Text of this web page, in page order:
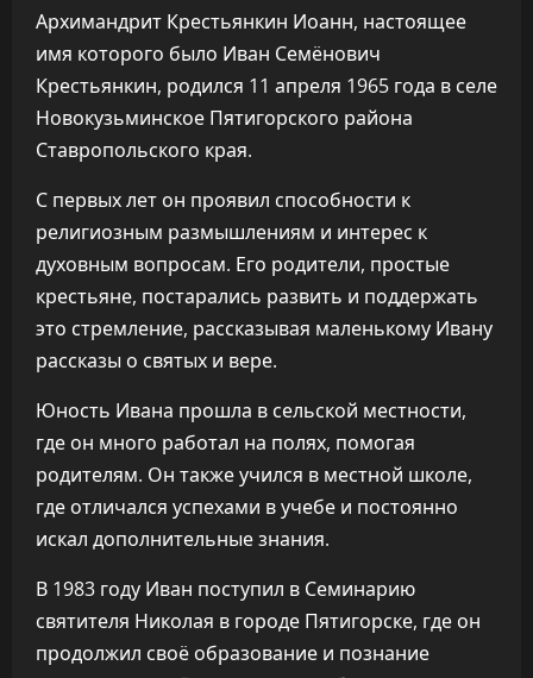
Архимандрит Крестьянкин Иоанн, настоящее
имя которого было Иван Семёнович
Крестьянкин, родился 11 апреля 1965 года в селе
Новокузьминское Пятигорского района
Ставропольского края.
С первых лет он проявил способности к
религиозным размышлениям и интерес к
духовным вопросам. Его родители, простые
крестьяне, постарались развить и поддержать
это стремление, рассказывая маленькому Ивану
рассказы о святых и вере.
Юность Ивана прошла в сельской местности,
где он много работал на полях, помогая
родителям. Он также учился в местной школе,
где отличался успехами в учебе и постоянно
искал дополнительные знания.
В 1983 году Иван поступил в Семинарию
святителя Николая в городе Пятигорске, где он
продолжил своё образование и познание